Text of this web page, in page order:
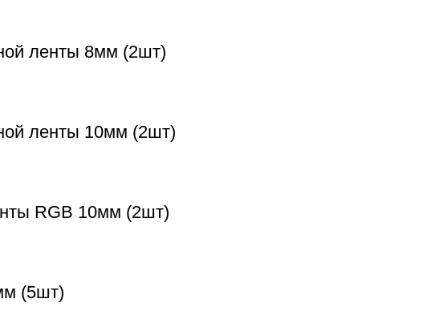
ленты 8мм (2шт)
ленты 10мм (2шт)
RGB 10мм (2шт)
(5шт)